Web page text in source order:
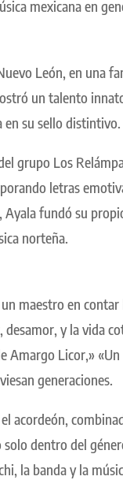
mexicana en
León, en una
un talento
su sello distintivo.
grupo Los
letras
fundó su
norteña.
maestro en
desamor, y la vida
Amargo Licor,»
generaciones.
acordeón,
dentro del
la banda y la